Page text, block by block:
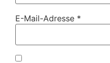
E-Mail-Adresse *